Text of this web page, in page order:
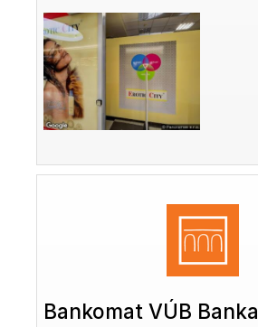
Bankomat VÚB Banka